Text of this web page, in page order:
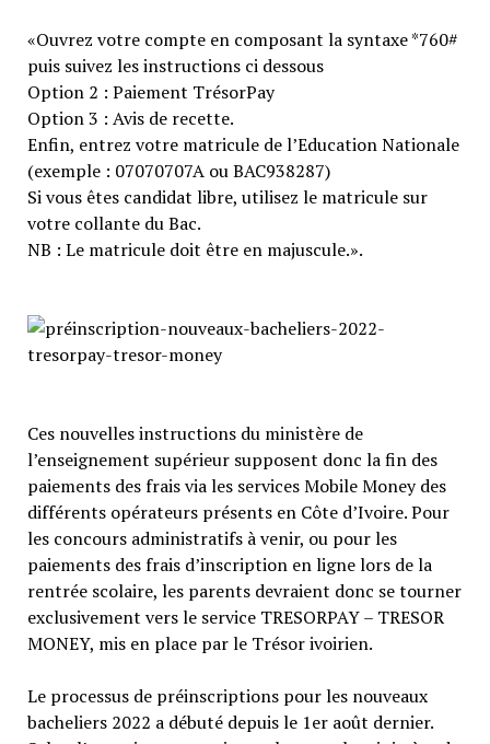
«Ouvrez votre compte en composant la syntaxe *760#
puis suivez les instructions ci dessous
Option 2 : Paiement TrésorPay
Option 3 : Avis de recette.
Enfin, entrez votre matricule de l’Education Nationale
(exemple : 07070707A ou BAC938287)
Si vous êtes candidat libre, utilisez le matricule sur
votre collante du Bac.
NB : Le matricule doit être en majuscule.».
Ces nouvelles instructions du ministère de
l’enseignement supérieur supposent donc la fin des
paiements des frais via les services Mobile Money des
différents opérateurs présents en Côte d’Ivoire. Pour
les concours administratifs à venir, ou pour les
paiements des frais d’inscription en ligne lors de la
rentrée scolaire, les parents devraient donc se tourner
exclusivement vers le service TRESORPAY – TRESOR
MONEY, mis en place par le Trésor ivoirien.
Le processus de préinscriptions pour les nouveaux
bacheliers 2022 a débuté depuis le 1er août dernier.